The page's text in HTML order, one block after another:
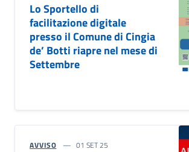
Lo Sportello di
facilitazione digitale
presso il Comune di Cingia
de’ Botti riapre nel mese di
Settembre
AVVISO 01 SET 25